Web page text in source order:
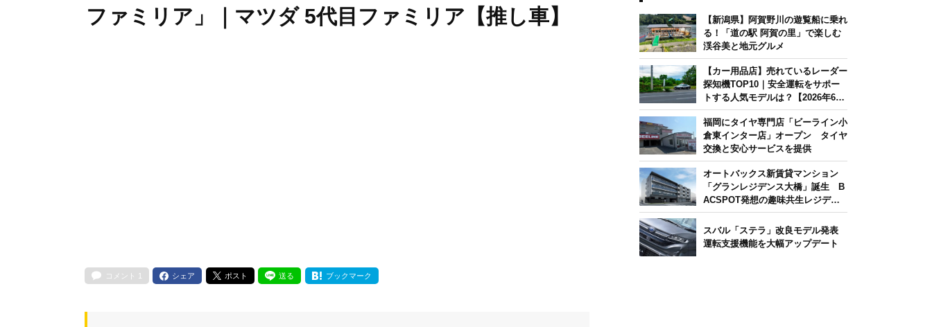
ファミリア」｜マツダ 5代目ファミリア【推し車】
コメント 1 シェア ポスト 送る ブックマーク
【新潟県】阿賀野川の遊覧船に乗れ
る！「道の駅 阿賀の里」で楽しむ
渓谷美と地元グルメ
【カー用品店】売れているレーダー
探知機TOP10｜安全運転をサポー
トする人気モデルは？【2026年6月
版】
福岡にタイヤ専門店「ビーライン小
倉東インター店」オープン タイヤ
交換と安心サービスを提供
オートバックス新賃貸マンション
「グランレジデンス大橋」誕生 B
ACSPOT発想の趣味共生レジデン
ス
スバル「ステラ」改良モデル発表
運転支援機能を大幅アップデート